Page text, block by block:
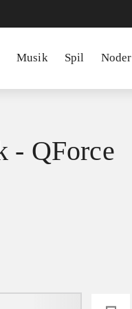
Musik Spil Noder
- QForce